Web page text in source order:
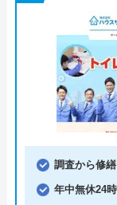
調査から修
年中無休24